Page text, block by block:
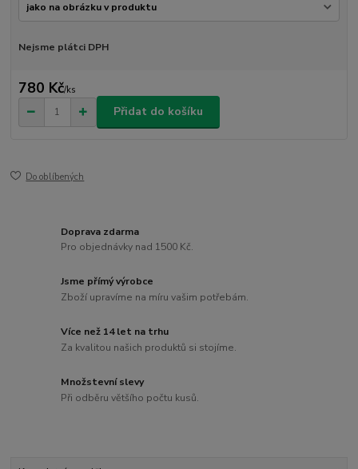
Nejsme plátci DPH
780 Kč/ks
Přidat do košíku
Do oblíbených
Doprava zdarma
Pro objednávky nad 1500 Kč.
Jsme přímý výrobce
Zboží upravíme na míru vašim potřebám.
Více než 14 let na trhu
Za kvalitou našich produktů si stojíme.
Množstevní slevy
Při odběru většího počtu kusů.